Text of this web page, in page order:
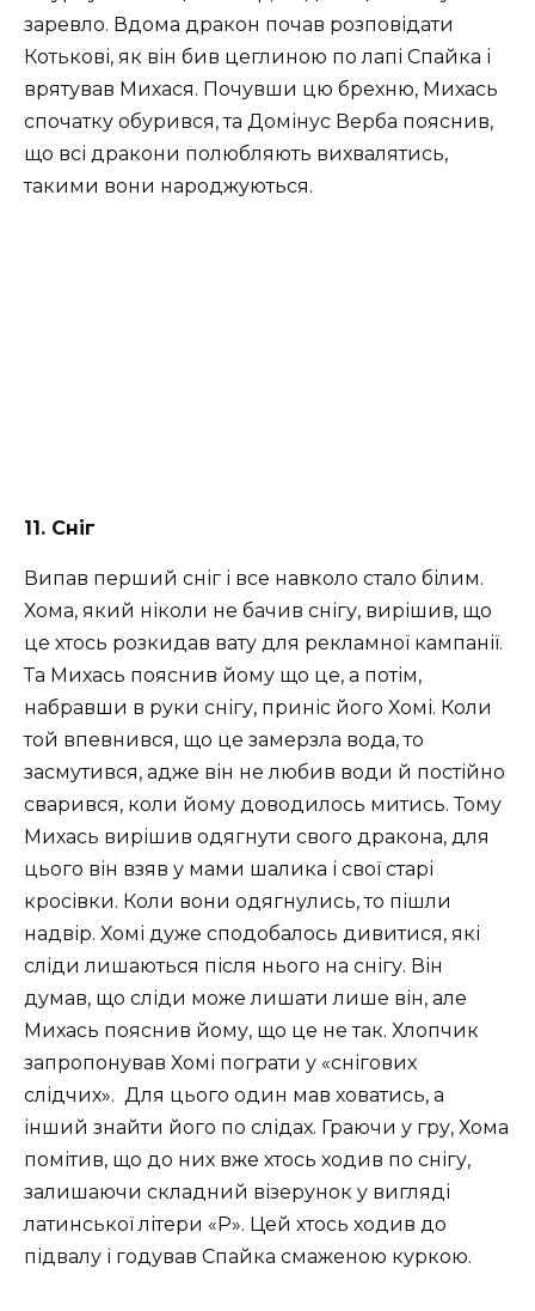
заревло. Вдома дракон почав розповідати
Котькові, як він бив цеглиною по лапі Спайка і
врятував Михася. Почувши цю брехню, Михась
спочатку обурився, та Домінус Верба пояснив,
що всі дракони полюбляють вихвалятись,
такими вони народжуються.
11. Сніг
Випав перший сніг і все навколо стало білим.
Хома, який ніколи не бачив снігу, вирішив, що
це хтось розкидав вату для рекламної кампанії.
Та Михась пояснив йому що це, а потім,
набравши в руки снігу, приніс його Хомі. Коли
той впевнився, що це замерзла вода, то
засмутився, адже він не любив води й постійно
сварився, коли йому доводилось митись. Тому
Михась вирішив одягнути свого дракона, для
цього він взяв у мами шалика і свої старі
кросівки. Коли вони одягнулись, то пішли
надвір. Хомі дуже сподобалось дивитися, які
сліди лишаються після нього на снігу. Він
думав, що сліди може лишати лише він, але
Михась пояснив йому, що це не так. Хлопчик
запропонував Хомі пограти у «снігових
слідчих». Для цього один мав ховатись, а
інший знайти його по слідах. Граючи у гру, Хома
помітив, що до них вже хтось ходив по снігу,
залишаючи складний візерунок у вигляді
латинської літери «Р». Цей хтось ходив до
підвалу і годував Спайка смаженою куркою.